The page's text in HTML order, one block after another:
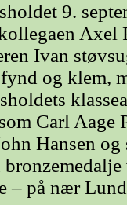
9.
Ivan
og klem,
Carl Aage
Hansen
– på nær